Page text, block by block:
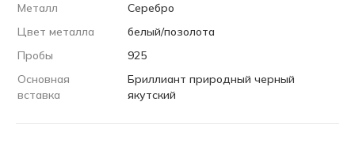
Металл
Серебро
Цвет металла
белый/позолота
Пробы
925
Основная
вставка
Бриллиант природный черный
якутский